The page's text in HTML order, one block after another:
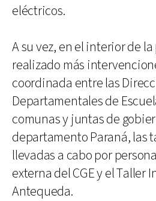
eléctricos.
A su vez, en el interior de
realizado más
coordinada entre las
Departamentales de
comunas y juntas de
departamento Paraná, las
llevadas a cabo por
externa del CGE y el Taller
Antequeda.